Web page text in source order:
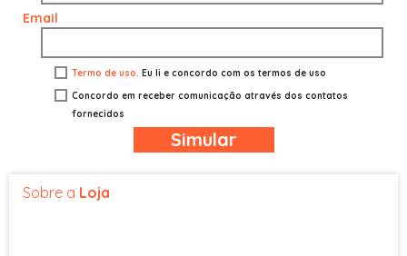
Email
Termo de uso. Eu li e concordo com os termos de uso
Concordo em receber comunicação através dos contatos
fornecidos
Simular
Sobre a Loja